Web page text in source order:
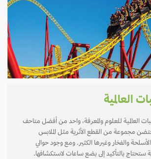
العالمية
العالمية للعلوم والمعرفة، واحد من أفضل متاحف
مجموعة من القطع الأثرية مثل الملابس
والفخار وغيرها الكثير. ومع وجود حوالي
ستحتاج بالتأكيد إلى بضع ساعات لاستكشافها.